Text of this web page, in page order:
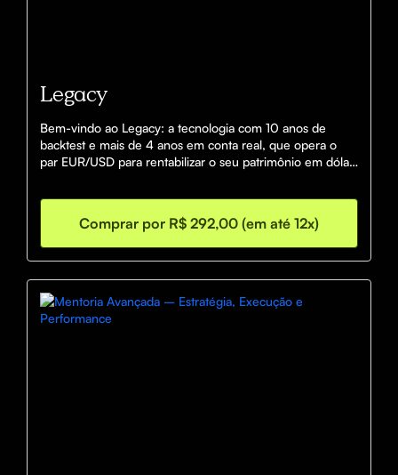
Legacy
Bem-vindo ao Legacy: a tecnologia com 10 anos de
backtest e mais de 4 anos em conta real, que opera o
par EUR/USD para rentabilizar o seu patrimônio em dólar
Comprar por R$ 292,00 (em até 12x)